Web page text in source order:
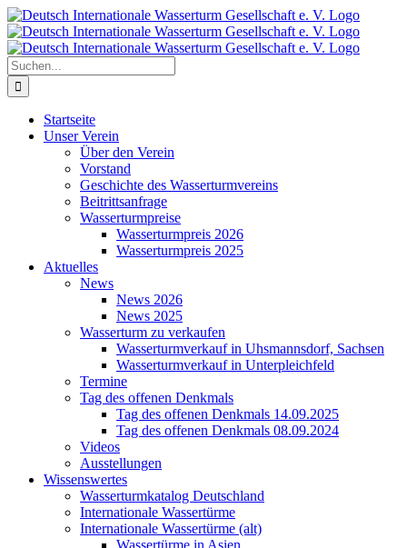
Zum
Inhalt
springen
Suche
nach:
Startseite
Unser Verein
Über den Verein
Vorstand
Geschichte des Wasserturmvereins
Beitrittsanfrage
Wasserturmpreise
Wasserturmpreis 2026
Wasserturmpreis 2025
Aktuelles
News
News 2026
News 2025
Wasserturm zu verkaufen
Wasserturmverkauf in Uhsmannsdorf, Sachsen
Wasserturmverkauf in Unterpleichfeld
Termine
Tag des offenen Denkmals
Tag des offenen Denkmals 14.09.2025
Tag des offenen Denkmals 08.09.2024
Videos
Ausstellungen
Wissenswertes
Wasserturmkatalog Deutschland
Internationale Wassertürme
Internationale Wassertürme (alt)
Wassertürme in Asien